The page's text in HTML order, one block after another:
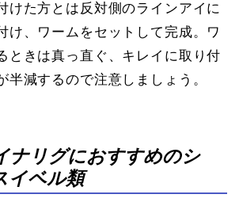
けた方とは反対側のラインアイに
け、ワームをセットして完成。ワ
ときは真っ直ぐ、キレイに取り付
半減するので注意しましょう。
ナリグにおすすめのシ
イベル類